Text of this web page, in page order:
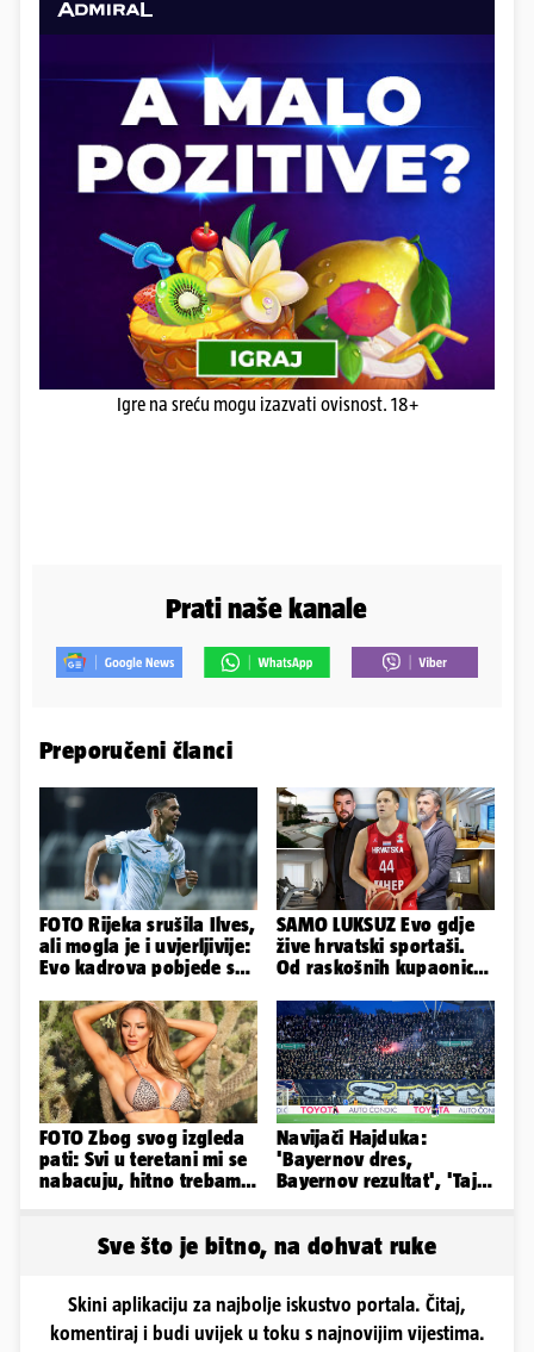
Igre na sreću mogu izazvati ovisnost. 18+
Prati naše kanale
Preporučeni članci
FOTO Rijeka srušila Ilves,
ali mogla je i uvjerljivije:
Evo kadrova pobjede s
SAMO LUKSUZ Evo gdje
žive hrvatski sportaši.
Od raskošnih kupaonica
FOTO Zbog svog izgleda
pati: Svi u teretani mi se
nabacuju, hitno trebam
Navijači Hajduka:
'Bayernov dres,
Bayernov rezultat', 'Taj
Sve što je bitno, na dohvat ruke
Skini aplikaciju za najbolje iskustvo portala. Čitaj,
komentiraj i budi uvijek u toku s najnovijim vijestima.